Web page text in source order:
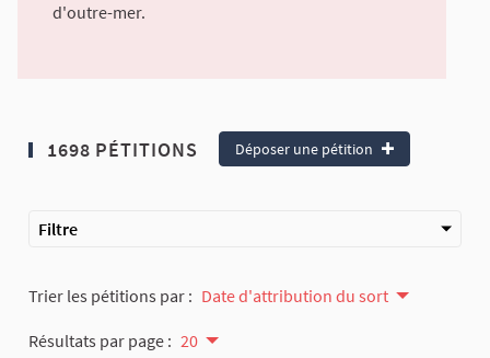
d'outre-mer.
1698 PÉTITIONS Déposer une pétition
Filtre
Trier les pétitions par : Date d'attribution du sort
Résultats par page : 20